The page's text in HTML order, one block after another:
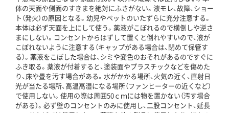
体の天面や側面のすきまを絶対にふさがない。液モレ、故障、ショー
ト（発火）の原因となる。幼児やペットのいたずらに充分注意する。
本体は必ず天面を上にして使う。薬液がこぼれるので横倒しや逆さ
まにしない。コンセントからはずして置くと倒れやすいので、液が
こぼれないように注意する（キャップがある場合は、閉めて保管す
る）。薬液をこぼした場合は、シミや変色のおそれがあるのですぐに
ふき取る。薬液が付着すると、塗装面やプラスチックなどを傷めた
り、床や畳を汚す場合がある。水がかかる場所、火気の近く、直射日
光が当たる場所、高温高湿になる場所（ファンヒーターの近くなど）
で使用しない。使用の際は周囲50ｃｍには物を置かない（汚す場合
がある）。必ず壁のコンセントのみに使用し、二股コンセント、延長